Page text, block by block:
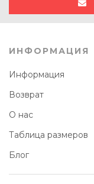
ИНФОРМАЦИЯ
Информация
Возврат
О нас
Таблица размеров
Блог